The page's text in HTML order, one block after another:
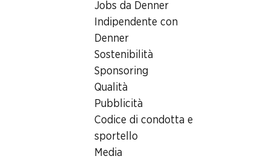
Jobs da Denner
Indipendente con
Denner
Sostenibilità
Sponsoring
Qualità
Pubblicità
Codice di condotta e
sportello
Media